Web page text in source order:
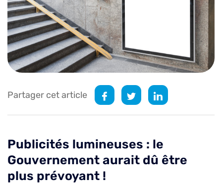
Partager cet article
Publicités lumineuses : le
Gouvernement aurait dû être
plus prévoyant !